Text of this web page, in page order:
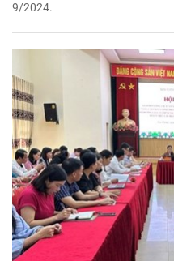
9/2024.